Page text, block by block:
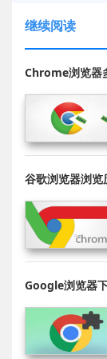
继续阅读
Chrome浏览器
谷歌浏览器浏
Google浏览器